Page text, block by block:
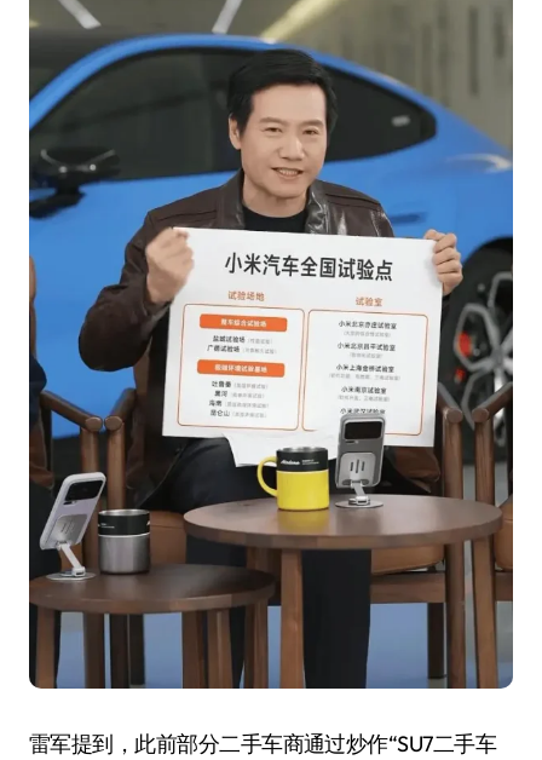
雷军提到，此前部分二手车商通过炒作“SU7二手车